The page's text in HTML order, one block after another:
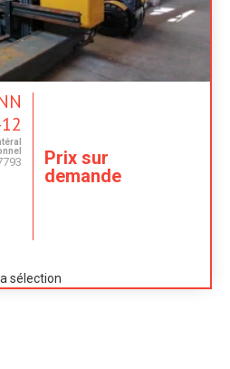
Prix sur
demande
sélection